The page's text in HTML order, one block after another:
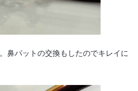
鼻パットの交換もしたのでキレイに